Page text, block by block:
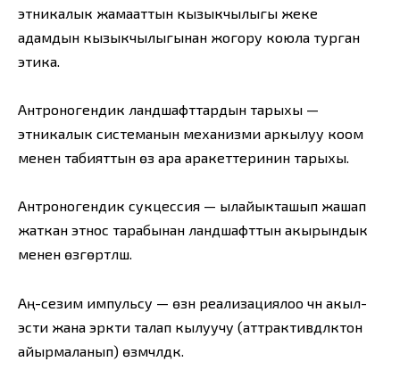
этникалык жамааттын кызыкчылыгы жеке
адамдын кызыкчылыгынан жогору коюла турган
этика.
Антроногендик ландшафттардын тарыхы —
этникалык системанын механизми аркылуу коом
менен табияттын өз ара аракеттеринин тарыхы.
Антроногендик сукцессия — ылайыкташып жашап
жаткан этнос тарабынан ландшафттын акырындык
менен өзгөртүлүшү.
Аң-сезим импульсу — өзүн реализациялоо үчүн акыл-
эсти жана эркти талап кылуучу (аттрактивдүүлүктон
айырмаланып) өзүмчүлдүк.